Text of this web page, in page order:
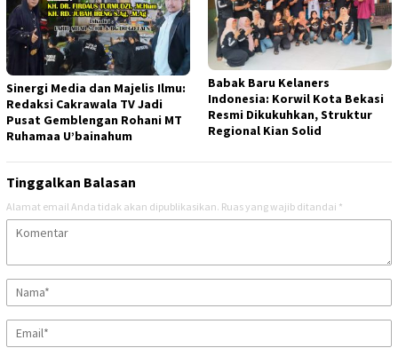
Sinergi Media dan Majelis Ilmu:
Redaksi Cakrawala TV Jadi
Pusat Gemblengan Rohani MT
Ruhamaa U’bainahum
Babak Baru Kelaners
Indonesia: Korwil Kota Bekasi
Resmi Dikukuhkan, Struktur
Regional Kian Solid
Tinggalkan Balasan
Alamat email Anda tidak akan dipublikasikan. Ruas yang wajib ditandai *